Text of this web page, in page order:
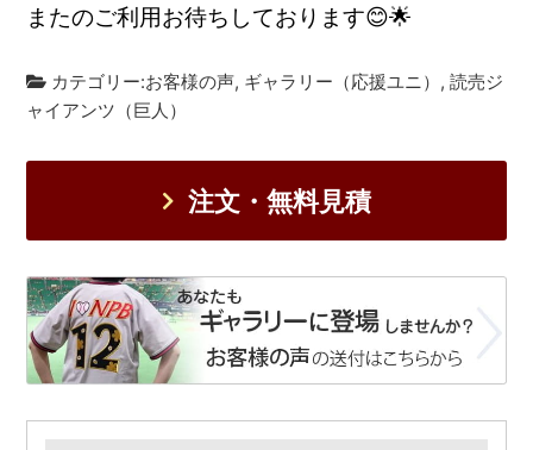
またのご利用お待ちしております😊🌟
カテゴリー:お客様の声, ギャラリー（応援ユニ） ,読売ジ
ャイアンツ（巨人）
注文・無料見積